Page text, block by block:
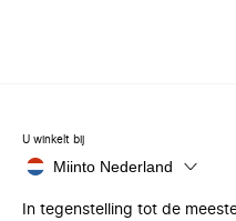
U winkelt bij
Miinto Nederland
In tegenstelling tot de